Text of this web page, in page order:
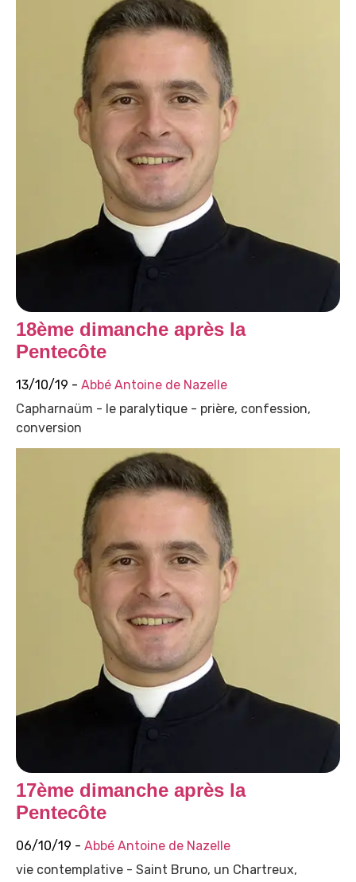
18ème dimanche après la
Pentecôte
13/10/19 - Abbé Antoine de Nazelle
Capharnaüm - le paralytique - prière, confession,
conversion
17ème dimanche après la
Pentecôte
06/10/19 - Abbé Antoine de Nazelle
vie contemplative - Saint Bruno, un Chartreux,